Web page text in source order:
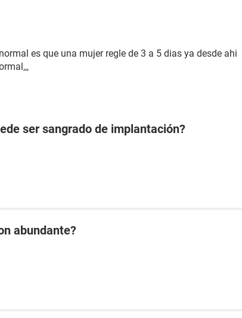
es que una mujer regle de 3 a 5 dias ya desde ahi
ser sangrado de implantación?
abundante?